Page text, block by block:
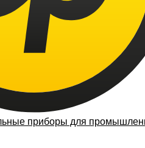
приборы для